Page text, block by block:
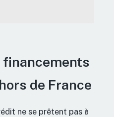
financements
de France
ne se prêtent pas à